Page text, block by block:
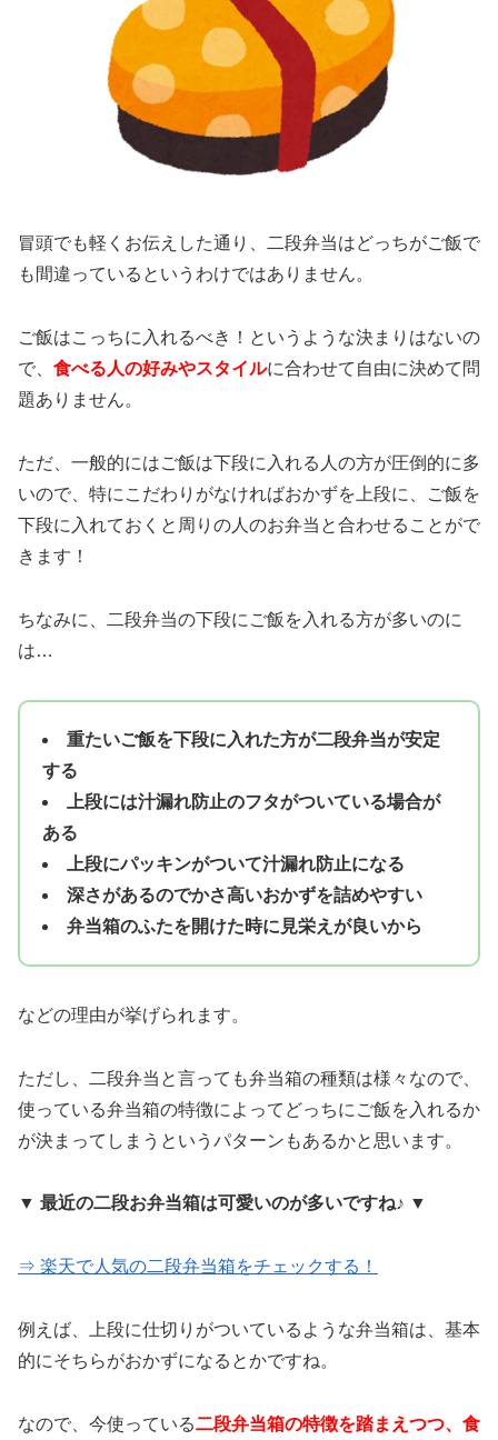
冒頭でも軽くお伝えした通り、二段弁当はどっちがご飯で
も間違っているというわけではありません。
ご飯はこっちに入れるべき！というような決まりはないの
で、 食べる人の好みやスタイルに合わせて自由に決めて問
題ありません。
ただ、一般的にはご飯は下段に入れる人の方が圧倒的に多
いので、特にこだわりがなければおかずを上段に、ご飯を
下段に入れておくと周りの人のお弁当と合わせることがで
きます！
ちなみに、二段弁当の下段にご飯を入れる方が多いのに
は…
重たいご飯を下段に入れた方が二段弁当が安定
する
上段には汁漏れ防止のフタがついている場合が
ある
上段にパッキンがついて汁漏れ防止になる
深さがあるのでかさ高いおかずを詰めやすい
弁当箱のふたを開けた時に見栄えが良いから
などの理由が挙げられます。
ただし、二段弁当と言っても弁当箱の種類は様々なので、
使っている弁当箱の特徴によってどっちにご飯を入れるか
が決まってしまうというパターンもあるかと思います。
▼ 最近の二段お弁当箱は可愛いのが多いですね♪ ▼
⇒ 楽天で人気の二段弁当箱をチェックする！
例えば、上段に仕切りがついているような弁当箱は、基本
的にそちらがおかずになるとかですね。
なので、今使っている二段弁当箱の特徴を踏まえつつ、食